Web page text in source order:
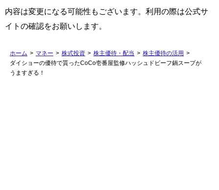
内容は変更になる可能性もございます。利用の際は公式サ
イトの確認をお願いします。
ホーム > マネー > 株式投資 > 株主優待・配当 > 株主優待の活用 >
ダイショーの優待で貰ったCoCo壱番屋監修ハッシュドビーフ鍋スープが
うますぎる！